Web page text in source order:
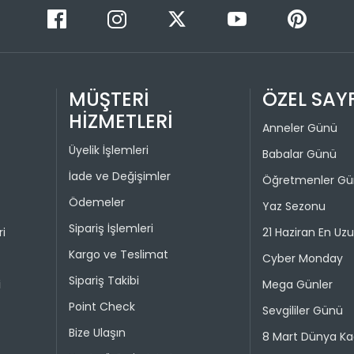
30 gün
bedeniyle
İade
istediğiniz
ederek
İade
uygun
Taksit
2
4
Taksit
1
MÜŞTERİ
HİZMETLERİ
Üyelik İşlemleri
İade ve Değişimler
Ödemeler
Sipariş İşlemleri
Kargo ve Teslimat
Sipariş Takibi
Point Check
Bize Ulaşın
ÖZEL
Anneler Günü
Babalar Günü
Öğretmenler
Yaz Sezonu
21 Haziran En
Cyber Monday
Mega Günler
Sevgililer Günü
8 Mart Dünya